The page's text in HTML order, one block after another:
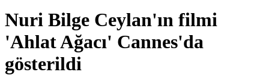
Nuri Bilge Ceylan'ın filmi
'Ahlat Ağacı' Cannes'da
gösterildi